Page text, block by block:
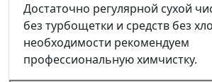
Достаточно регулярной сухой
без турбощетки и средств без
необходимости рекомендуем
профессиональную химчистку.